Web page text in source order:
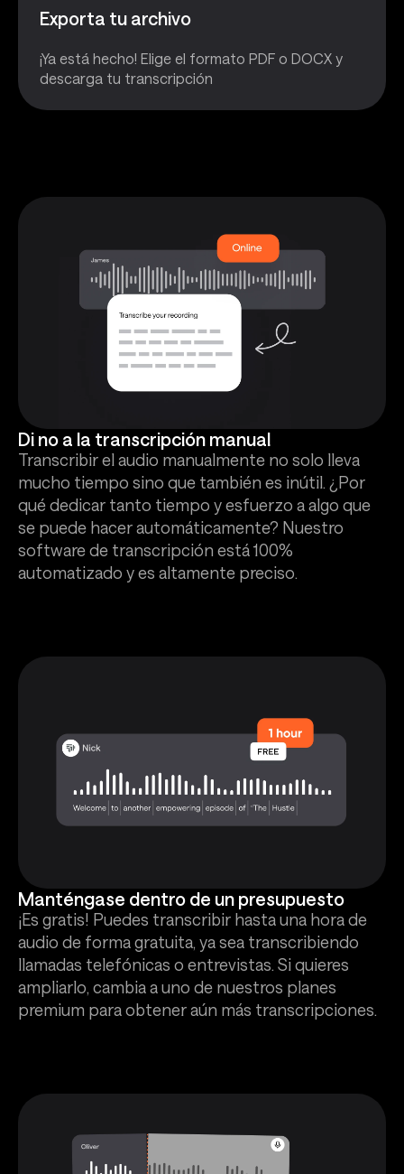
Exporta tu archivo
¡Ya está hecho! Elige el formato PDF o DOCX y
descarga tu transcripción
Di no a la transcripción manual
Transcribir el audio manualmente no solo lleva
mucho tiempo sino que también es inútil. ¿Por
qué dedicar tanto tiempo y esfuerzo a algo que
se puede hacer automáticamente? Nuestro
software de transcripción está 100%
automatizado y es altamente preciso.
Manténgase dentro de un presupuesto
¡Es gratis! Puedes transcribir hasta una hora de
audio de forma gratuita, ya sea transcribiendo
llamadas telefónicas o entrevistas. Si quieres
ampliarlo, cambia a uno de nuestros planes
premium para obtener aún más transcripciones.